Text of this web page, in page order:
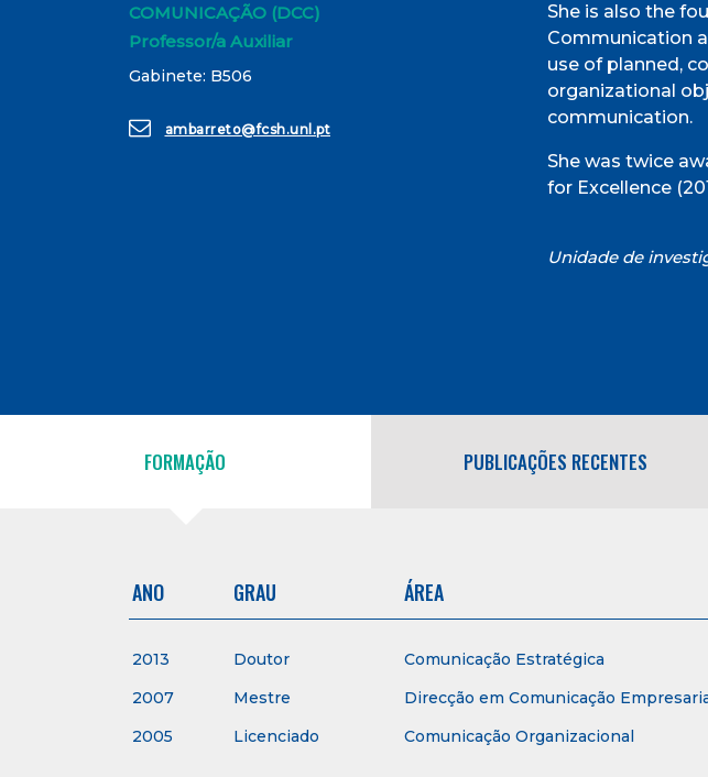
COMUNICAÇÃO (DCC)
Professor/a Auxiliar
Gabinete: B506
ambarreto@fcsh.unl.pt
She is also the
Communication
use of planned,
organizational
communication.
She was twice
for Excellence
Unidade de
FORMAÇÃO PUBLICAÇÕES RECENTES
ANO GRAU ÁREA
2013 Doutor Comunicação Estratégica
2007
Mestre Direcção em Comunicação
2005
Licenciado Comunicação Organizacional